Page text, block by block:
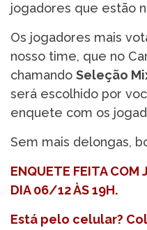
jogadores que estão
Os jogadores mais
nosso time, que no
chamando Seleção
será escolhido por
enquete com os
Sem mais delongas,
ENQUETE FEITA COM
DIA 06/12 ÀS 19H.
Está pelo celular?